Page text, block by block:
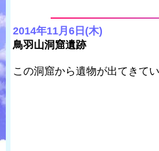
2014年11月6日(木)
鳥羽山洞窟遺跡
この洞窟から遺物が出てきてい